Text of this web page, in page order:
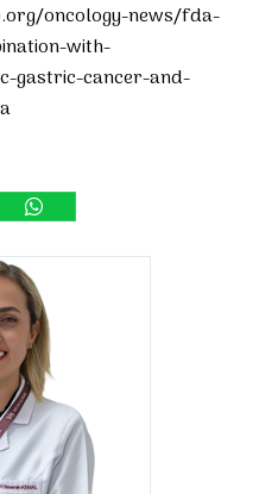
oncology-news/fda-
with-
gastric-cancer-and-